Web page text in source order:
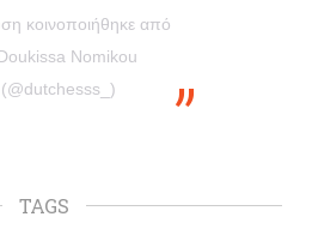
κοινοποιήθηκε από
Nomikou
TAGS